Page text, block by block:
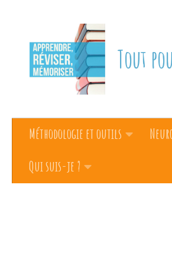
Tout
Méthodologie et outils
Qui suis-je ?